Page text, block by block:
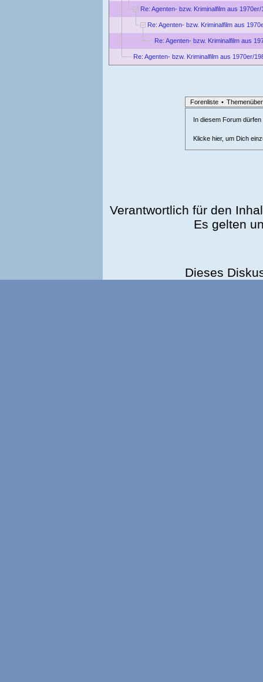
Re: Agenten- bzw. Kriminalfilm aus
Re: Agenten- bzw. Kriminalfilm aus
Re: Agenten- bzw. Kriminalfilm aus
Re: Agenten- bzw. Kriminalfilm aus 1970er/
Forenliste •
In diesem Forum
Klicke hier, um Dich
Verantwortlich für den
Es gelten
Dieses